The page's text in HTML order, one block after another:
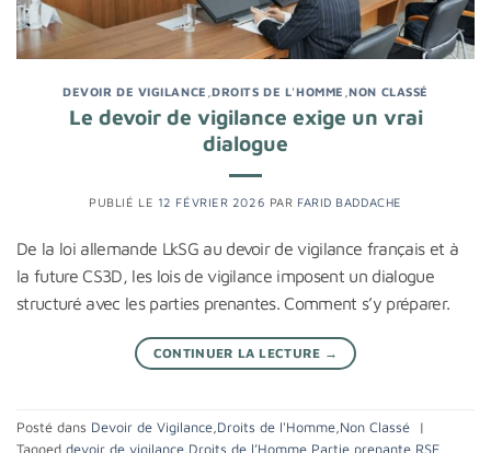
DEVOIR DE VIGILANCE ,DROITS DE L'HOMME ,NON CLASSÉ
Le devoir de vigilance exige un vrai
dialogue
PUBLIÉ LE 12 FÉVRIER 2026 PAR FARID BADDACHE
De la loi allemande LkSG au devoir de vigilance français et à
la future CS3D, les lois de vigilance imposent un dialogue
structuré avec les parties prenantes. Comment s’y préparer.
CONTINUER LA LECTURE →
Posté dans Devoir de Vigilance,Droits de l'Homme,Non Classé
|
Tagged devoir de vigilance Droits de l’Homme Partie prenante RSE